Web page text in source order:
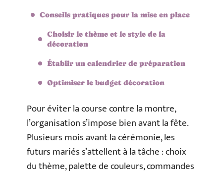
Conseils pratiques pour la mise en place
Choisir le thème et le style de la
décoration
Établir un calendrier de préparation
Optimiser le budget décoration
Pour éviter la course contre la montre,
l’organisation s’impose bien avant la fête.
Plusieurs mois avant la cérémonie, les
futurs mariés s’attellent à la tâche : choix
du thème, palette de couleurs, commandes